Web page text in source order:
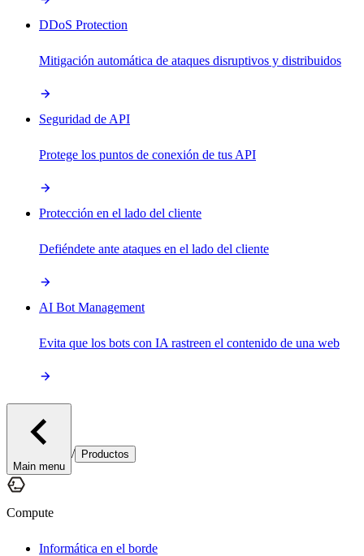
DDoS Protection
Mitigación automática de ataques disruptivos y distribuidos
Seguridad de API
Protege los puntos de conexión de tus API
Protección en el lado del cliente
Defiéndete ante ataques en el lado del cliente
AI Bot Management
Evita que los bots con IA rastreen el contenido de una web
Main menu
/ Productos
Compute
Informática en el borde